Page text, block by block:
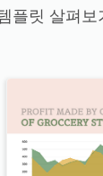
플릿 살펴보